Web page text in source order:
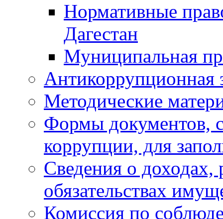
Нормативные
Дагестан
Муниципальная
Антикоррупционная
Методические
Формы документов,
коррупции, для
Сведения о доходах,
обязательствах
Комиссия по